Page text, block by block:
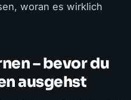
woran es wirklich
– bevor du
ausgehst